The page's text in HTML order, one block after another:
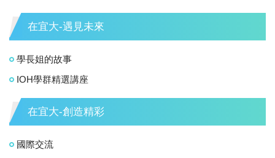
在宜大-遇見未來
學長姐的故事
IOH學群精選講座
在宜大-創造精彩
國際交流